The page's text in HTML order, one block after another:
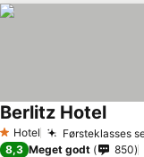
1 Stjerner
Hotel Førsteklasses
Berlitz Hotel
8,3 Meget godt 850